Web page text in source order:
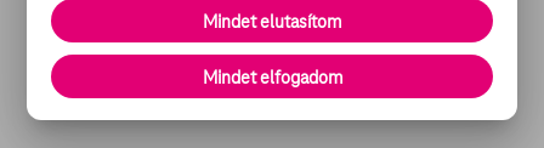
idei programját a női filmkészítőknek, rendezőknek és
színésznőknek szentelték. A programban 12 játékfilm,
valamint dokumentumfilmek, rövidfilmek, televíziós
alkotások, animációs és diákfilmek is szerepelnek.
Mindet elutasítom
Mindet elfogadom